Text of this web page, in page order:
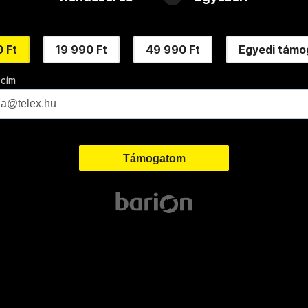
Ft 19 990 Ft 49 990 Ft Egyedi